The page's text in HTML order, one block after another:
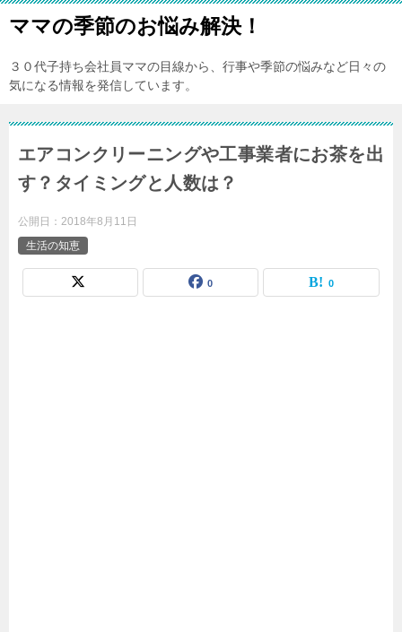
ママの季節のお悩み解決！
３０代子持ち会社員ママの目線から、行事や季節の悩みなど日々の
気になる情報を発信しています。
エアコンクリーニングや工事業者にお茶を出
す？タイミングと人数は？
公開日： 2018年8月11日
生活の知恵
0 0